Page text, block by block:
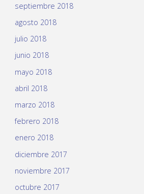
septiembre 2018
agosto 2018
julio 2018
junio 2018
mayo 2018
abril 2018
marzo 2018
febrero 2018
enero 2018
diciembre 2017
noviembre 2017
octubre 2017